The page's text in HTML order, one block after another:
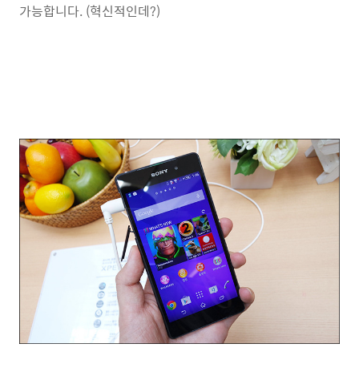
가능합니다. (혁신적인데?)